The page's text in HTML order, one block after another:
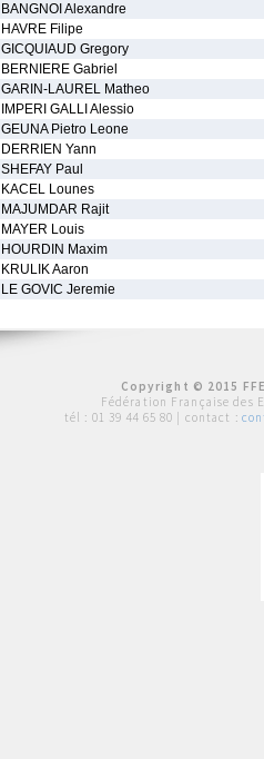
BANGNOI Alexandre
HAVRE Filipe
GICQUIAUD Gregory
BERNIERE Gabriel
GARIN-LAUREL Matheo
IMPERI GALLI Alessio
GEUNA Pietro Leone
DERRIEN Yann
SHEFAY Paul
KACEL Lounes
MAJUMDAR Rajit
MAYER Louis
HOURDIN Maxim
KRULIK Aaron
LE GOVIC Jeremie
Copyright © 2015
Fédération Française des
tél : 01 39 44 65 80 | contact :